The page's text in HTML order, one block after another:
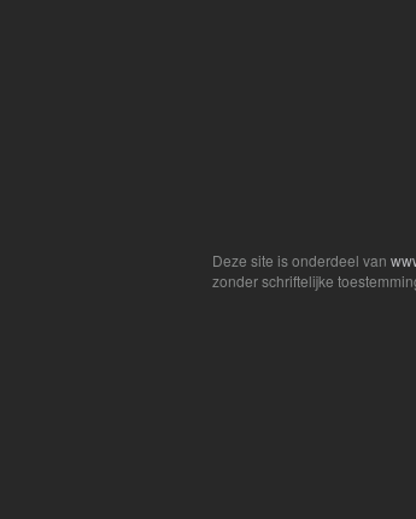
Deze site is onderdeel van
zonder schriftelijke